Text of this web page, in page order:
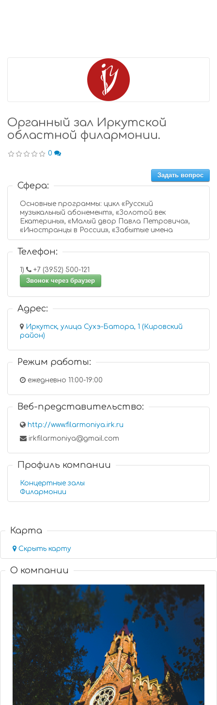
Органный зал Иркутской
областной филармонии.
0
Задать вопрос
Сфера:
Основные программы: цикл «Русский
музыкальный абонемент», «Золотой век
Екатерины», «Малый двор Павла Петровича»,
«Иностранцы в России», «Забытые имена
Телефон:
1)
+7 (3952) 500-121
Звонок через браузер
Адрес:
Иркутск, улица Сухэ-Батора, 1 (Кировский
район)
Режим работы:
ежедневно 11:00-19:00
Веб-представительство:
http://www.filarmoniya.irk.ru
irkfilarmoniya@gmail.com
Профиль компании
Концертные залы
Филармонии
Карта
Скрыть карту
О компании